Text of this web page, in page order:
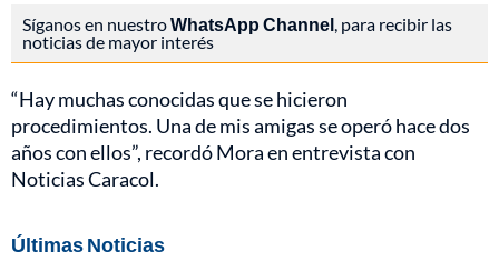
Síganos en nuestroWhatsApp Channel , para recibir las
noticias de mayor interés
“Hay muchas conocidas que se hicieron
procedimientos. Una de mis amigas se operó hace dos
años con ellos”, recordó Mora en entrevista con
Noticias Caracol.
Últimas Noticias